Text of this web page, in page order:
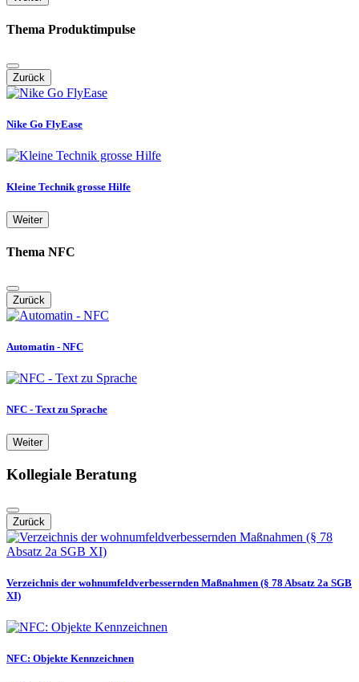
Thema Produktimpulse
Zurück
Nike Go FlyEase
Kleine Technik grosse Hilfe
Weiter
Thema NFC
Zurück
Automatin - NFC
NFC - Text zu Sprache
Weiter
Kollegiale Beratung
Zurück
Verzeichnis der wohnumfeldverbessernden Maßnahmen (§ 78 Absatz 2a SGB
XI)
NFC: Objekte Kennzeichnen